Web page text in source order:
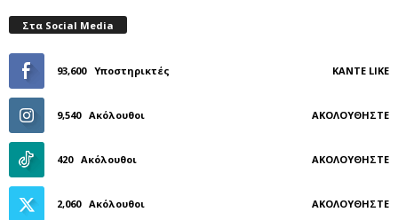
Στα Social Media
93,600 Υποστηρικτές ΚΆΝΤΕ LIKE
9,540 Ακόλουθοι ΑΚΟΛΟΥΘΉΣΤΕ
420 Ακόλουθοι ΑΚΟΛΟΥΘΉΣΤΕ
2,060 Ακόλουθοι ΑΚΟΛΟΥΘΉΣΤΕ